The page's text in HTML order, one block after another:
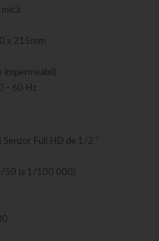
x 215mm
impermeabil)
- 60 Hz
Full HD de 1/2 ”
50 la 1/100 000)